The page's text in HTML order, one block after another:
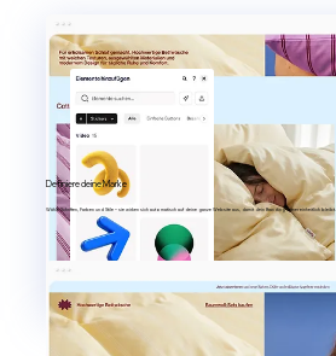
Definiere deine Marke
Wähle Schriften, Farben und Stile – sie wirken sich automatisch auf deine ganze Website aus, damit dein Branding immer einheitlich bleibt.